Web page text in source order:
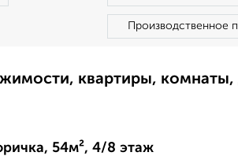
Производственное
квартиры,
54м², 4/8 этаж